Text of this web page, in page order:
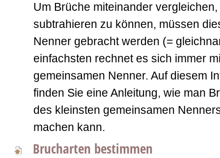
Um Brüche miteinander
subtrahieren zu können, müssen
Nenner gebracht werden (=
einfachsten rechnet es sich immer
gemeinsamen Nenner. Auf diesem
finden Sie eine Anleitung, wie man
des kleinsten gemeinsamen
machen kann.
Brucharten bestimmen